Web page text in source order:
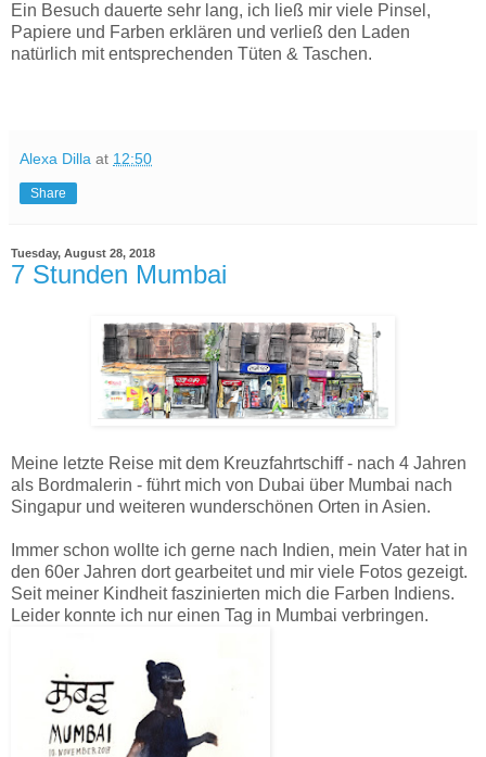
Ein Besuch dauerte sehr lang, ich ließ mir viele Pinsel,
Papiere und Farben erklären und verließ den Laden
natürlich mit entsprechenden Tüten & Taschen.
Alexa Dilla at 12:50
Share
Tuesday, August 28, 2018
7 Stunden Mumbai
Meine letzte Reise mit dem Kreuzfahrtschiff - nach 4 Jahren
als Bordmalerin - führt mich von Dubai über Mumbai nach
Singapur und weiteren wunderschönen Orten in Asien.
Immer schon wollte ich gerne nach Indien, mein Vater hat in
den 60er Jahren dort gearbeitet und mir viele Fotos gezeigt.
Seit meiner Kindheit faszinierten mich die Farben Indiens.
Leider konnte ich nur einen Tag in Mumbai verbringen.